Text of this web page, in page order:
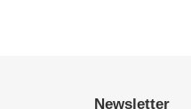
Newsletter